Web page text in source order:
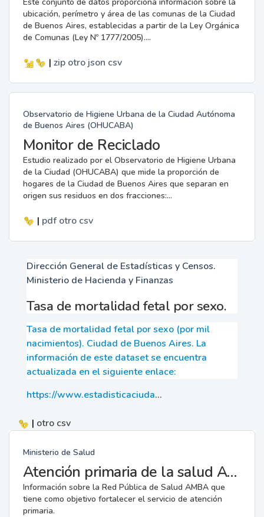
ubicación, perímetro y área de las comunas de la Ciudad
de Buenos Aires, establecidas a partir de la Ley Orgánica
de Comunas (Ley Nº 1777/2005)....
| zip otro json csv
Observatorio de Higiene Urbana de la Ciudad Autónoma
de Buenos Aires (OHUCABA)
Monitor de Reciclado
Estudio realizado por el Observatorio de Higiene Urbana
de la Ciudad (OHUCABA) que mide la proporción de
hogares de la Ciudad de Buenos Aires que separan en
origen sus residuos en dos fracciones:...
| pdf otro csv
Dirección General de Estadísticas y Censos.
Ministerio de Hacienda y Finanzas
Tasa de mortalidad fetal por sexo.
Tasa de mortalidad fetal por sexo (por mil
nacimientos). Ciudad de Buenos Aires. La
información de este dataset se encuentra
actualizada en el siguiente enlace:
https://www.estadisticaciuda...
| otro csv
Ministerio de Salud
Atención primaria de la salud AMBA
Información sobre la Red Pública de Salud AMBA que
tiene como objetivo fortalecer el servicio de atención
primaria.